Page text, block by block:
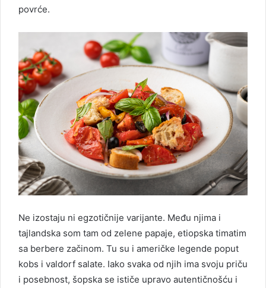
povrće.
Ne izostaju ni egzotičnije varijante. Među njima i
tajlandska som tam od zelene papaje, etiopska timatim
sa berbere začinom. Tu su i američke legende poput
kobs i valdorf salate. Iako svaka od njih ima svoju priču
i posebnost, šopska se ističe upravo autentičnošću i